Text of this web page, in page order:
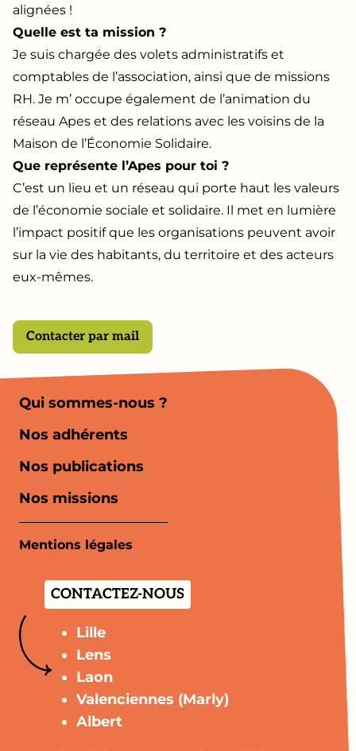
alignées !
Quelle est ta mission ?
Je suis chargée des volets administratifs et
comptables de l’association, ainsi que de missions
RH. Je m’ occupe également de l’animation du
réseau Apes et des relations avec les voisins de la
Maison de l’Économie Solidaire.
Que représente l’Apes pour toi ?
C’est un lieu et un réseau qui porte haut les valeurs
de l’économie sociale et solidaire. Il met en lumière
l’impact positif que les organisations peuvent avoir
sur la vie des habitants, du territoire et des acteurs
eux-mêmes.
Contacter par mail
Qui sommes-nous ?
Nos adhérents
Nos publications
Nos missions
Mentions légales
CONTACTEZ-NOUS
Lille
Lens
Laon
Valenciennes (Marly)
Albert